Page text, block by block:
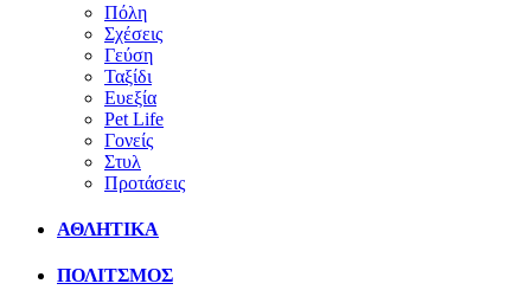
Πόλη
Σχέσεις
Γεύση
Ταξίδι
Ευεξία
Pet Life
Γονείς
Στυλ
Προτάσεις
ΑΘΛΗΤΙΚΑ
ΠΟΛΙΤΣΜΟΣ